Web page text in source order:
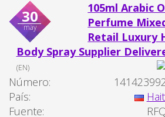
30
may
105ml Arabic
Perfume
Retail Luxury
Body Spray Supplier
(EN)
Número:
País:
Fuente: